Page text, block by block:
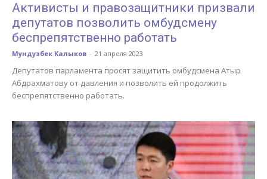
Активисты и правозащитники призвали
депутатов позволить омбудсмену
беспрепятственно работать
Мундузбек Калыков - 21 апреля 2023
Депутатов парламента просят защитить омбудсмена Атыр
Абдрахматову от давления и позволить ей продолжить
беспрепятственно работать.